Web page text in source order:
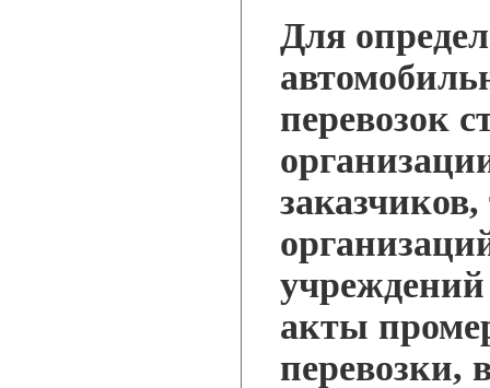
Для
перевозок
акты
перевозки,